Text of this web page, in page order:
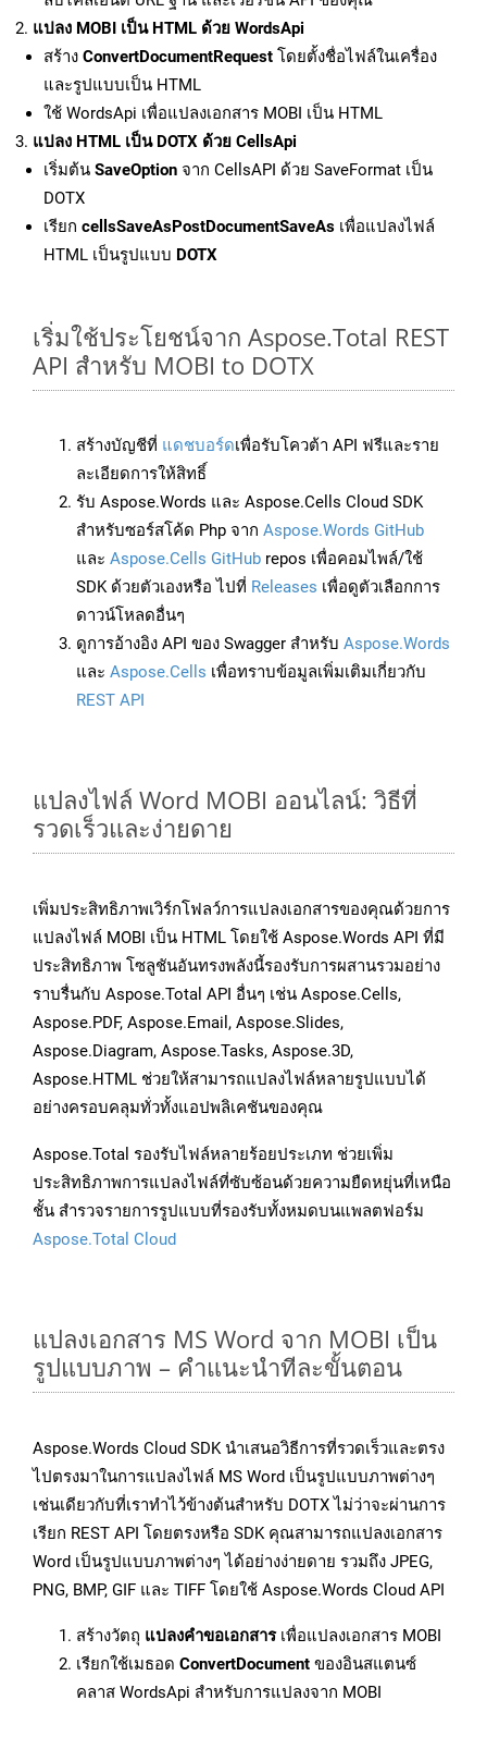
แปลง MOBI เป็น HTML ด้วย WordsApi
สร้าง ConvertDocumentRequest โดยตั้งชื่อไฟล์ในเครื่อง
และรูปแบบเป็น HTML
ใช้ WordsApi เพื่อแปลงเอกสาร MOBI เป็น HTML
แปลง HTML เป็น DOTX ด้วย CellsApi
เริ่มต้น SaveOption จาก CellsAPI ด้วย SaveFormat เป็น
DOTX
เรียก cellsSaveAsPostDocumentSaveAs เพื่อแปลงไฟล์
HTML เป็นรูปแบบ DOTX
เริ่มใช้ประโยชน์จาก Aspose.Total REST
API สำหรับ MOBI to DOTX
สร้างบัญชีที่ แดชบอร์ดเพื่อรับโควต้า API ฟรีและราย
ละเอียดการให้สิทธิ์
รับ Aspose.Words และ Aspose.Cells Cloud SDK
สำหรับซอร์สโค้ด Php จาก Aspose.Words GitHub
และ Aspose.Cells GitHub repos เพื่อคอมไพล์/ใช้
SDK ด้วยตัวเองหรือ ไปที่ Releases เพื่อดูตัวเลือกการ
ดาวน์โหลดอื่นๆ
ดูการอ้างอิง API ของ Swagger สำหรับ Aspose.Words
และ Aspose.Cells เพื่อทราบข้อมูลเพิ่มเติมเกี่ยวกับ
REST API
แปลงไฟล์ Word MOBI ออนไลน์: วิธีที่
รวดเร็วและง่ายดาย
เพิ่มประสิทธิภาพเวิร์กโฟลว์การแปลงเอกสารของคุณด้วยการ
แปลงไฟล์ MOBI เป็น HTML โดยใช้ Aspose.Words API ที่มี
ประสิทธิภาพ โซลูชันอันทรงพลังนี้รองรับการผสานรวมอย่าง
ราบรื่นกับ Aspose.Total API อื่นๆ เช่น Aspose.Cells,
Aspose.PDF, Aspose.Email, Aspose.Slides,
Aspose.Diagram, Aspose.Tasks, Aspose.3D,
Aspose.HTML ช่วยให้สามารถแปลงไฟล์หลายรูปแบบได้
อย่างครอบคลุมทั่วทั้งแอปพลิเคชันของคุณ
Aspose.Total รองรับไฟล์หลายร้อยประเภท ช่วยเพิ่ม
ประสิทธิภาพการแปลงไฟล์ที่ซับซ้อนด้วยความยืดหยุ่นที่เหนือ
ชั้น สำรวจรายการรูปแบบที่รองรับทั้งหมดบนแพลตฟอร์ม
Aspose.Total Cloud
แปลงเอกสาร MS Word จาก MOBI เป็น
รูปแบบภาพ – คำแนะนำทีละขั้นตอน
Aspose.Words Cloud SDK นำเสนอวิธีการที่รวดเร็วและตรง
ไปตรงมาในการแปลงไฟล์ MS Word เป็นรูปแบบภาพต่างๆ
เช่นเดียวกับที่เราทำไว้ข้างต้นสำหรับ DOTX ไม่ว่าจะผ่านการ
เรียก REST API โดยตรงหรือ SDK คุณสามารถแปลงเอกสาร
Word เป็นรูปแบบภาพต่างๆ ได้อย่างง่ายดาย รวมถึง JPEG,
PNG, BMP, GIF และ TIFF โดยใช้ Aspose.Words Cloud API
สร้างวัตถุ แปลงคำขอเอกสารเพื่อแปลงเอกสาร MOBI
เรียกใช้เมธอด ConvertDocument ของอินสแตนซ์
คลาส WordsApi สำหรับการแปลงจาก MOBI